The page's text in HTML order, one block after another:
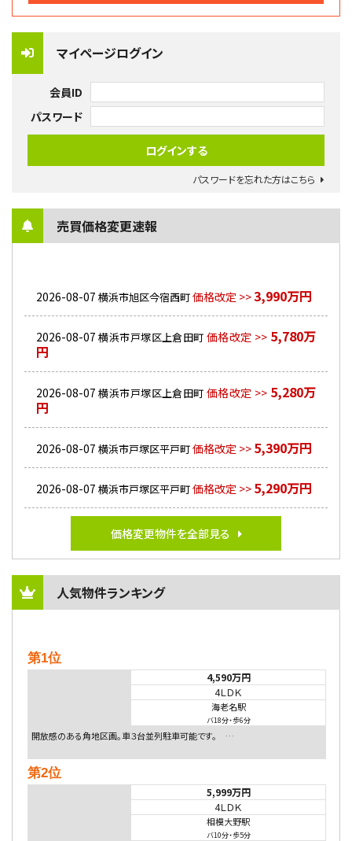
マイページログイン
会員ID
パスワード
パスワードを忘れた方はこちら
売買価格変更速報
2026-08-07 横浜市旭区今宿西町価格改定 >>3,990万円
2026-08-07 横浜市戸塚区上倉田町 価格改定 >> 5,780万
円
2026-08-07 横浜市戸塚区上倉田町 価格改定 >> 5,280万
円
2026-08-07 横浜市戸塚区平戸町価格改定 >> 5,390万円
2026-08-07 横浜市戸塚区平戸町価格改定 >> 5,290万円
価格変更物件を全部見る
人気物件ランキング
第1位
4,590万円
4ＬＤＫ
海老名駅
バ18分・歩6分
開放感のある角地区画。車３台並列駐車可能です。 …
第2位
5,999万円
4ＬＤＫ
相模大野駅
バ10分・歩5分